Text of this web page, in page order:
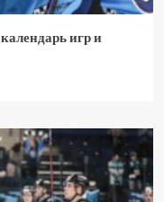
игр и